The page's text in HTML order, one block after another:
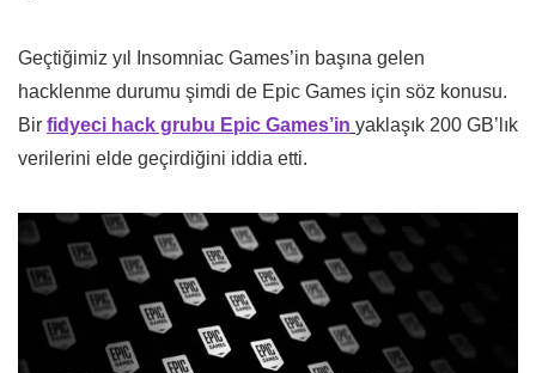
Geçtiğimiz yıl Insomniac Games’in başına gelen
hacklenme durumu şimdi de Epic Games için söz konusu.
Bir fidyeci hack grubu Epic Games’in yaklaşık 200 GB’lık
verilerini elde geçirdiğini iddia etti.